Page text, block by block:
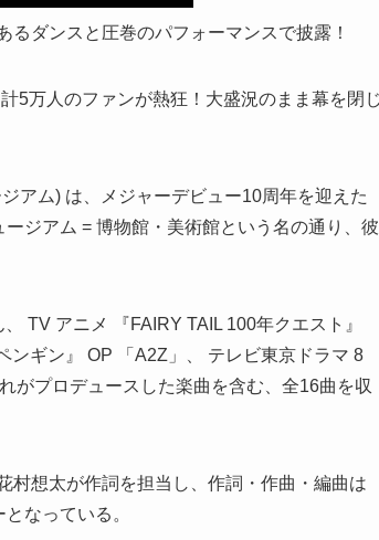
ダンスと圧巻のパフォーマンスで披露！
5万人のファンが熱狂！大盛況のまま幕を閉
アム) は、メジャーデビュー10周年を迎えた
ジアム = 博物館・美術館という名の通り、彼
TV アニメ 『FAIRY TAIL 100年クエスト』
ンギン』 OP 「A2Z」、 テレビ東京ドラマ 8
がプロデュースした楽曲を含む、全16曲を収
村想太が作詞を担当し、作詞・作曲・編曲は
なっている。